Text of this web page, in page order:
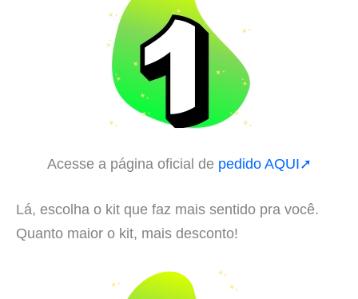
Acesse a página oficial de pedido AQUI➚
Lá, escolha o kit que faz mais sentido pra você.
Quanto maior o kit, mais desconto!